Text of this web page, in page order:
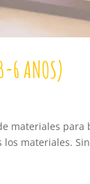
6 ANOS)
materiales
materiales.